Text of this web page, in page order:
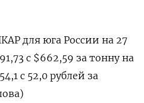
для юга России на 27
с $662,59 за тонну на
с 52,0 рублей за